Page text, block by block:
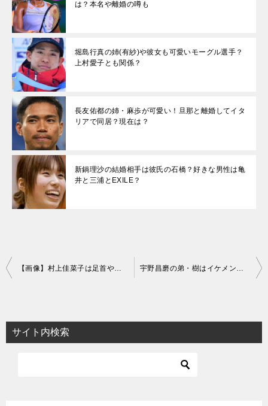
は？本名や離婚の噂も
堀島行真の姉(有紗)や彼女も可愛いモーグル選手？
上村愛子とも関係？
長友佑都の姉・麻歩が可愛い！旦那と離婚してイタ
リアで同居？現在は？
新鍋理沙の結婚相手は彼氏の石橋？好きな男性は亀
井と三浦とEXILE？
投
ビ
ゲ
【画像】村上佳菜子は足首や背中の毛がボーボー？私服が可愛い！ 宇野昌磨の弟・樹はイケメン高校生！モデルでホッケー選手で英語通訳も
サイト内検索